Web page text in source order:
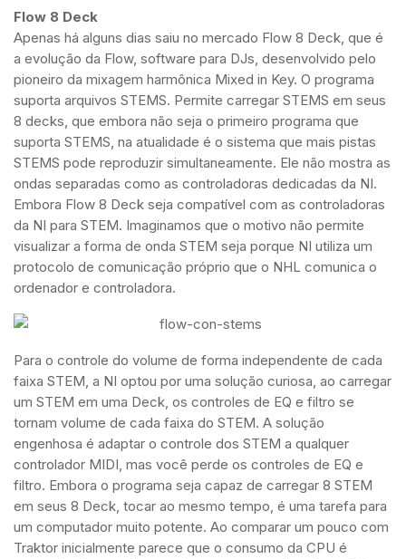
Flow 8 Deck
Apenas há alguns dias saiu no mercado Flow 8 Deck, que é
a evolução da Flow, software para DJs, desenvolvido pelo
pioneiro da mixagem harmônica Mixed in Key. O programa
suporta arquivos STEMS. Permite carregar STEMS em seus
8 decks, que embora não seja o primeiro programa que
suporta STEMS, na atualidade é o sistema que mais pistas
STEMS pode reproduzir simultaneamente. Ele não mostra as
ondas separadas como as controladoras dedicadas da NI.
Embora Flow 8 Deck seja compatível com as controladoras
da NI para STEM. Imaginamos que o motivo não permite
visualizar a forma de onda STEM seja porque NI utiliza um
protocolo de comunicação próprio que o NHL comunica o
ordenador e controladora.
Para o controle do volume de forma independente de cada
faixa STEM, a NI optou por uma solução curiosa, ao carregar
um STEM em uma Deck, os controles de EQ e filtro se
tornam volume de cada faixa do STEM. A solução
engenhosa é adaptar o controle dos STEM a qualquer
controlador MIDI, mas você perde os controles de EQ e
filtro. Embora o programa seja capaz de carregar 8 STEM
em seus 8 Deck, tocar ao mesmo tempo, é uma tarefa para
um computador muito potente. Ao comparar um pouco com
Traktor inicialmente parece que o consumo da CPU é